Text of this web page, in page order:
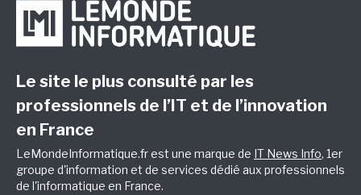
Le site le plus consulté par les
professionnels de l’IT et de l’innovation
en France
LeMondeInformatique.fr est une marque de IT News Info, 1er
groupe d'information et de services dédié aux professionnels
de l'informatique en France.